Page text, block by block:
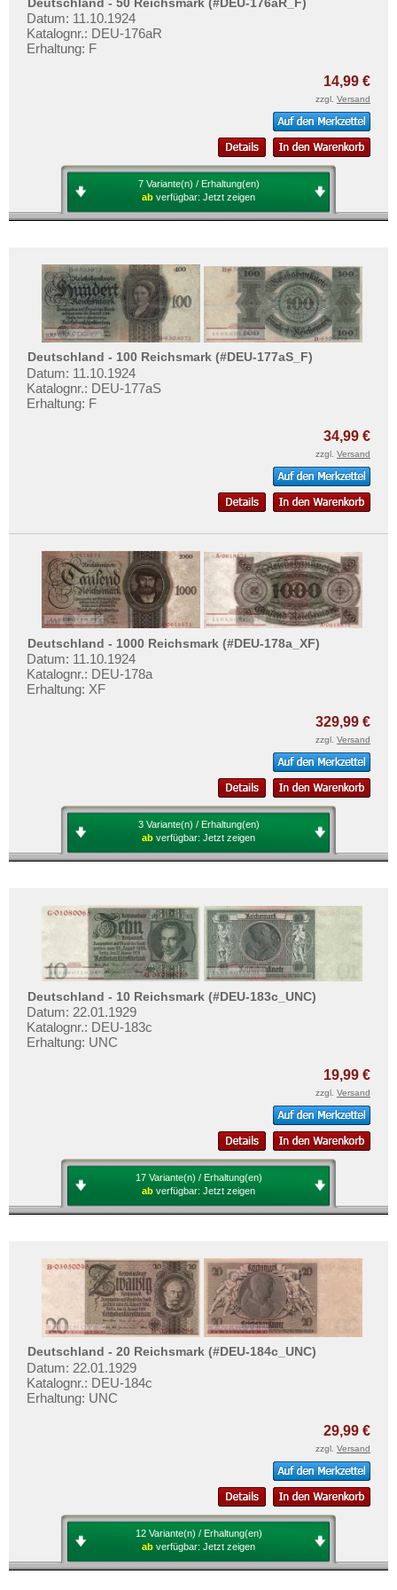
Deutsche Länderbanknoten
Deutsche Kolonien
Deutsche Nebengebiete
Besonderheiten
Kriegsgefangenenlager
Deutsches Städtenotgeld
Testbanknoten
Banknotenbriefe
Ihre Bewertungen
Kontakt
Informationen
Ankauf
Erhaltungsgrade
Gratisbanknoten
FAQ
Mehr über...
Impressum
Datum: 11.10.1924
Katalognr.: DEU-176aR
Erhaltung: F
14,99 €
zzgl. Versand
7 Variante(n) / Erhaltung(en)
ab verfügbar: Jetzt zeigen
Deutschland - 100 Reichsmark (#DEU-177aS_F)
Datum: 11.10.1924
Katalognr.: DEU-177aS
Erhaltung: F
34,99 €
zzgl. Versand
Deutschland - 1000 Reichsmark (#DEU-178a_XF)
Datum: 11.10.1924
Katalognr.: DEU-178a
Erhaltung: XF
329,99 €
zzgl. Versand
3 Variante(n) / Erhaltung(en)
ab verfügbar: Jetzt zeigen
Deutschland - 10 Reichsmark (#DEU-183c_UNC)
Datum: 22.01.1929
Katalognr.: DEU-183c
Erhaltung: UNC
19,99 €
zzgl. Versand
17 Variante(n) / Erhaltung(en)
ab verfügbar: Jetzt zeigen
Deutschland - 20 Reichsmark (#DEU-184c_UNC)
Datum: 22.01.1929
Katalognr.: DEU-184c
Erhaltung: UNC
29,99 €
zzgl. Versand
12 Variante(n) / Erhaltung(en)
ab verfügbar: Jetzt zeigen